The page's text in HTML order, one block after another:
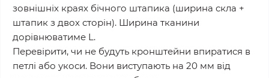
зовнішніх краях бічного штапика (ширина скла +
штапик з двох сторін). Ширина тканини
дорівнюватиме L.
Перевірити, чи не будуть кронштейни впиратися в
петлі або укоси. Вони виступають на 20 мм від